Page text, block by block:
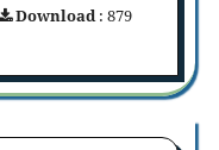
Download: 879